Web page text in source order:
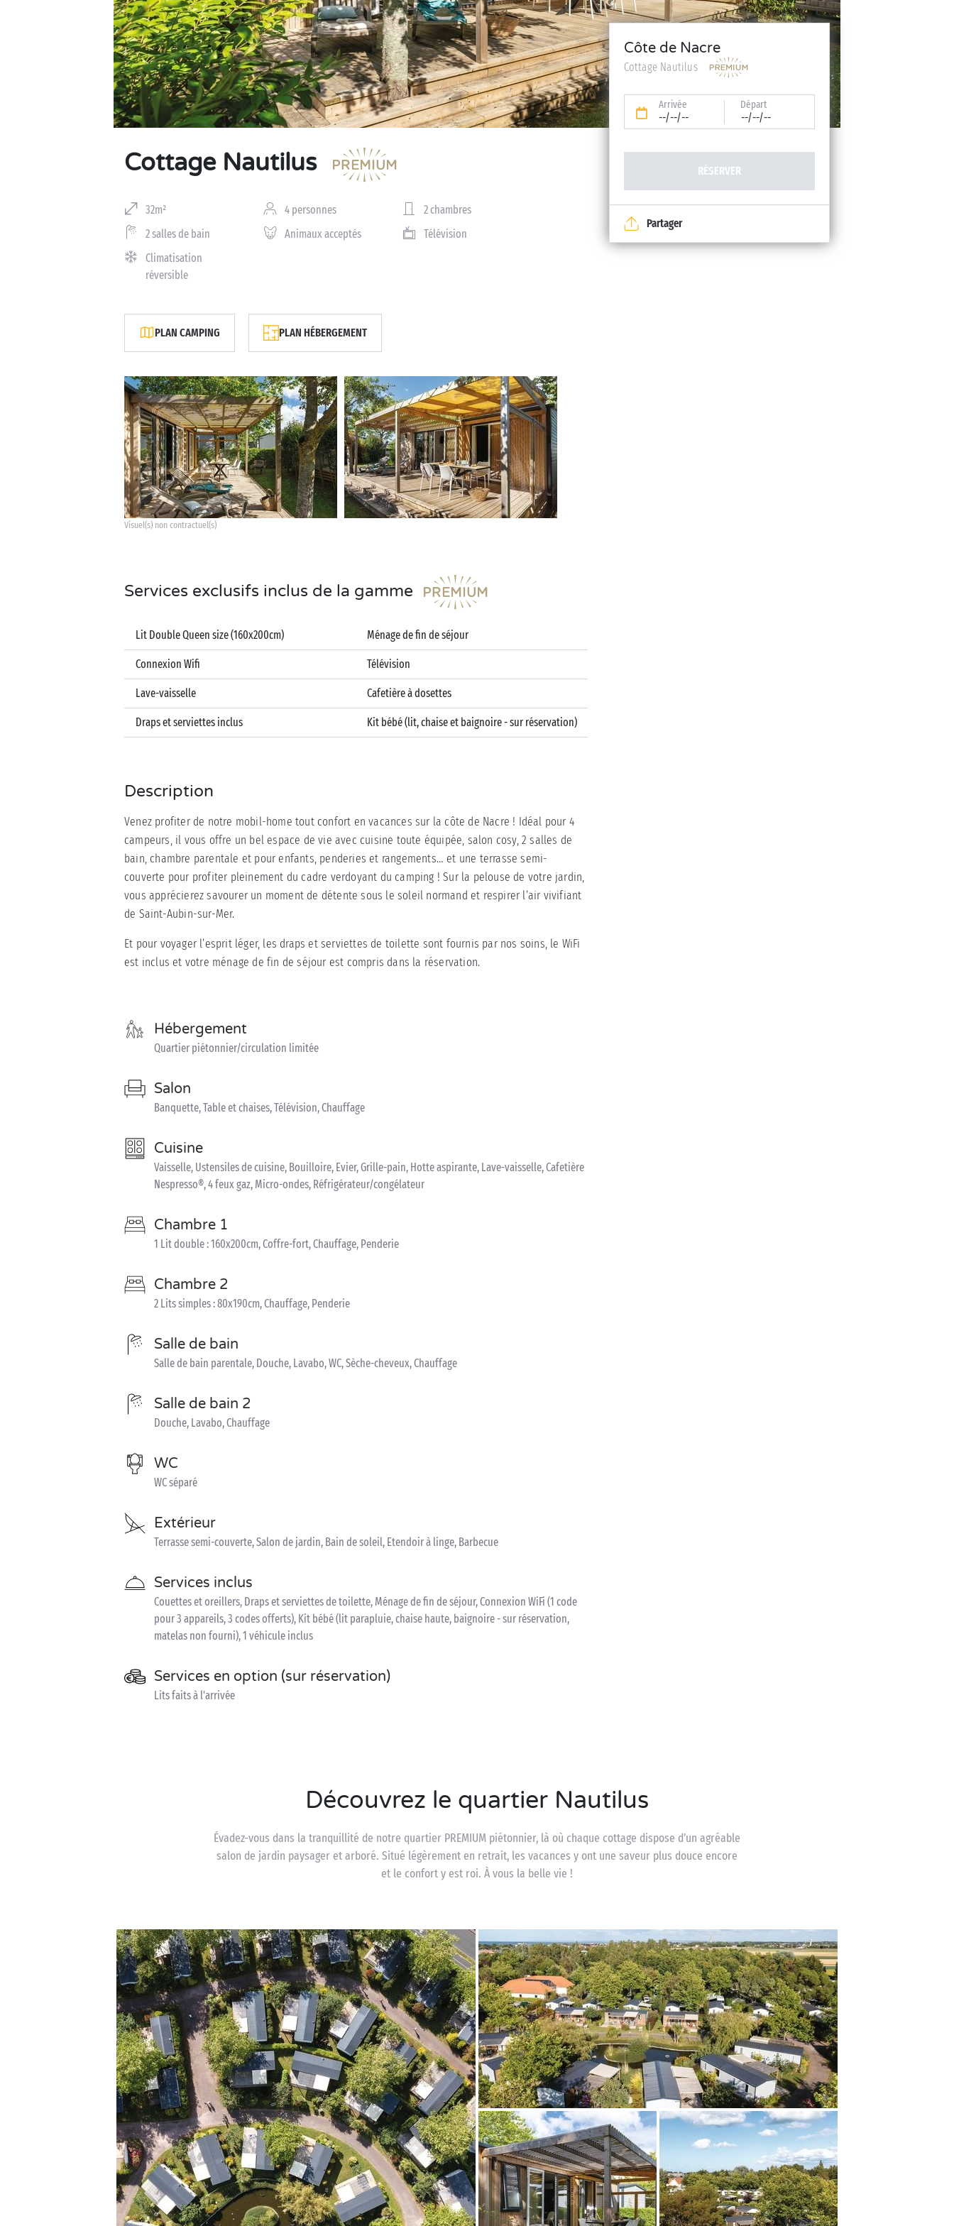
Cottage Nautilus
32m² 4 personnes
2 chambres
2 salles de bain
Animaux acceptés
Télévision
Climatisation
réversible
PLAN CAMPING PLAN HÉBERGEMENT
Visuel(s) non contractuel(s)
Services exclusifs inclus de la gamme
Lit Double Queen size (160x200cm)
Connexion Wifi
Lave-vaisselle
Draps et serviettes inclus
Ménage de fin de séjour
Télévision
Cafetière à dosettes
Kit bébé (lit, chaise et baignoire - sur réservation)
Description
Venez profiter de notre mobil-home tout confort en vacances sur la côte de Nacre ! Idéal pour 4
campeurs, il vous offre un bel espace de vie avec cuisine toute équipée, salon cosy, 2 salles de
bain, chambre parentale et pour enfants, penderies et rangements… et une terrasse semi-
couverte pour profiter pleinement du cadre verdoyant du camping ! Sur la pelouse de votre jardin,
vous apprécierez savourer un moment de détente sous le soleil normand et respirer l’air vivifiant
de Saint-Aubin-sur-Mer.
Et pour voyager l’esprit léger, les draps et serviettes de toilette sont fournis par nos soins, le WiFi
est inclus et votre ménage de fin de séjour est compris dans la réservation.
Hébergement
Quartier piétonnier/circulation limitée
Salon
Banquette, Table et chaises, Télévision, Chauffage
Cuisine
Vaisselle, Ustensiles de cuisine, Bouilloire, Evier, Grille-pain, Hotte aspirante, Lave-vaisselle, Cafetière
Nespresso®, 4 feux gaz, Micro-ondes, Réfrigérateur/congélateur
Chambre 1
1 Lit double : 160x200cm, Coffre-fort, Chauffage, Penderie
Chambre 2
2 Lits simples : 80x190cm, Chauffage, Penderie
Salle de bain
Salle de bain parentale, Douche, Lavabo, WC, Sèche-cheveux, Chauffage
Salle de bain 2
Douche, Lavabo, Chauffage
WC
WC séparé
Extérieur
Terrasse semi-couverte, Salon de jardin, Bain de soleil, Etendoir à linge, Barbecue
Services inclus
Couettes et oreillers, Draps et serviettes de toilette, Ménage de fin de séjour, Connexion WiFi (1 code
pour 3 appareils, 3 codes offerts), Kit bébé (lit parapluie, chaise haute, baignoire - sur réservation,
matelas non fourni), 1 véhicule inclus
Services en option (sur réservation)
Lits faits à l'arrivée
Côte de Nacre
Cottage Nautilus
Arrivée
--/--/--
Départ
--/--/--
RÉSERVER
Partager
Découvrez le quartier Nautilus
Évadez-vous dans la tranquillité de notre quartier PREMIUM piétonnier, là où chaque cottage dispose d’un agréable
salon de jardin paysager et arboré. Situé légèrement en retrait, les vacances y ont une saveur plus douce encore
et le confort y est roi. À vous la belle vie !
Business Village by Sandaya